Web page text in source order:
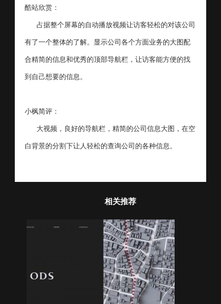
酷站欣赏：
占据整个屏幕的自动播放视频让访客轻松的对该公司
有了一个整体的了解。显示公司各个方面业务的大图配
合精简的信息和优秀的顶部导航栏，让访客能方便的找
到自己想要的信息。
小枫简评：
大视频，良好的导航栏，精简的公司信息大图，在空
白背景的分割下让人轻松的查询公司的各种信息。
相关推荐